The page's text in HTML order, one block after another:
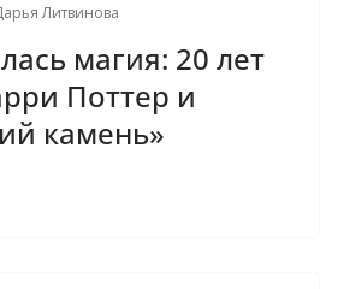
Литвинова
магия: 20 лет
Поттер и
камень»